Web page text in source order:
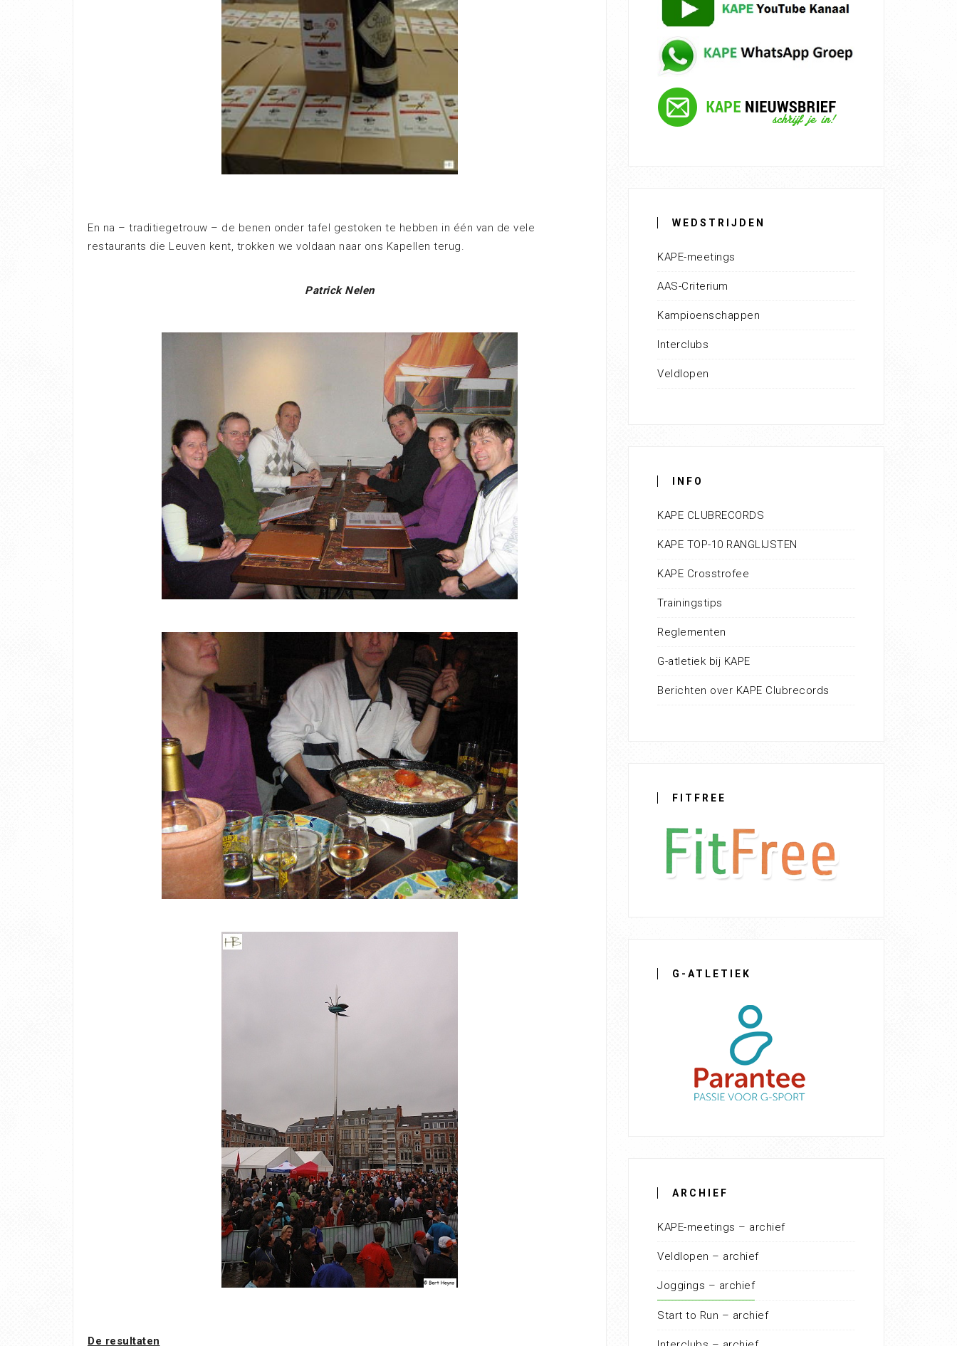
En na – traditiegetrouw – de benen onder tafel gestoken te hebben in één van de vele
restaurants die Leuven kent, trokken we voldaan naar ons Kapellen terug.
Patrick Nelen
De resultaten
WEDSTRIJDEN
KAPE-meetings
AAS-Criterium
Kampioenschappen
Interclubs
Veldlopen
INFO
KAPE CLUBRECORDS
KAPE TOP-10 RANGLIJSTEN
KAPE Crosstrofee
Trainingstips
Reglementen
G-atletiek bij KAPE
Berichten over KAPE Clubrecords
FITFREE
G-ATLETIEK
ARCHIEF
KAPE-meetings – archief
Veldlopen – archief
Joggings – archief
Start to Run – archief